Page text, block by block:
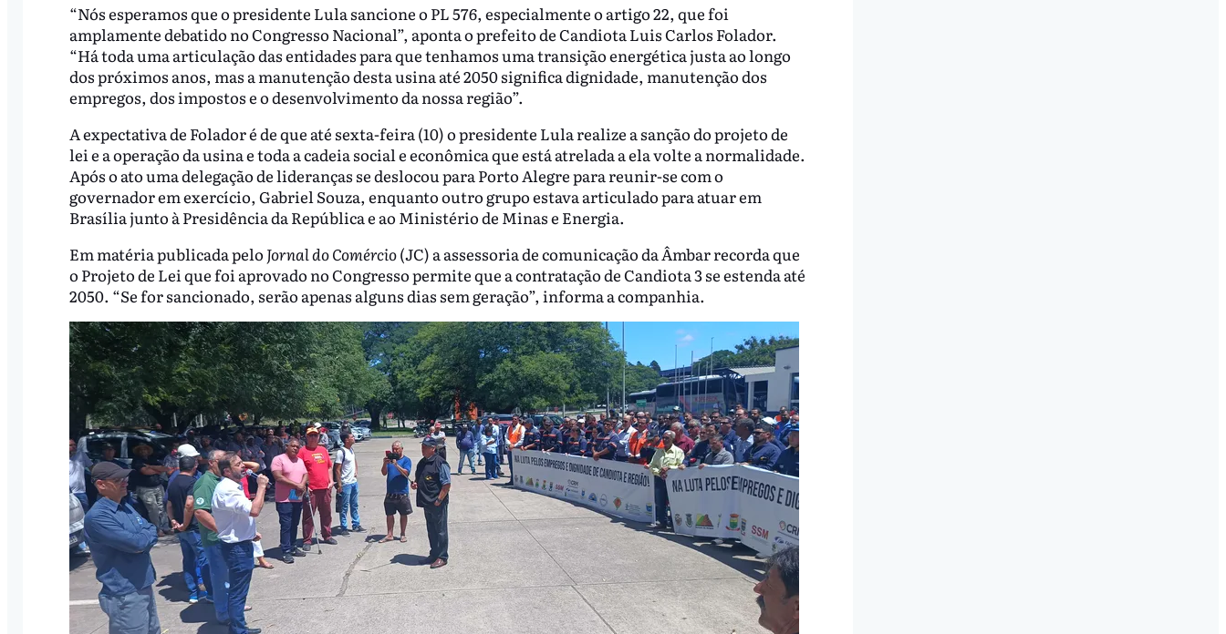
“Nós esperamos que o presidente Lula sancione o PL 576, especialmente o artigo 22, que foi
amplamente debatido no Congresso Nacional”, aponta o prefeito de Candiota Luis Carlos Folador.
“Há toda uma articulação das entidades para que tenhamos uma transição energética justa ao longo
dos próximos anos, mas a manutenção desta usina até 2050 significa dignidade, manutenção dos
empregos, dos impostos e o desenvolvimento da nossa região”.
A expectativa de Folador é de que até sexta-feira (10) o presidente Lula realize a sanção do projeto de
lei e a operação da usina e toda a cadeia social e econômica que está atrelada a ela volte a normalidade.
Após o ato uma delegação de lideranças se deslocou para Porto Alegre para reunir-se com o
governador em exercício, Gabriel Souza, enquanto outro grupo estava articulado para atuar em
Brasília junto à Presidência da República e ao Ministério de Minas e Energia.
Em matéria publicada pelo Jornal do Comércio(JC) a assessoria de comunicação da Âmbar recorda que
o Projeto de Lei que foi aprovado no Congresso permite que a contratação de Candiota 3 se estenda até
2050. “Se for sancionado, serão apenas alguns dias sem geração”, informa a companhia.